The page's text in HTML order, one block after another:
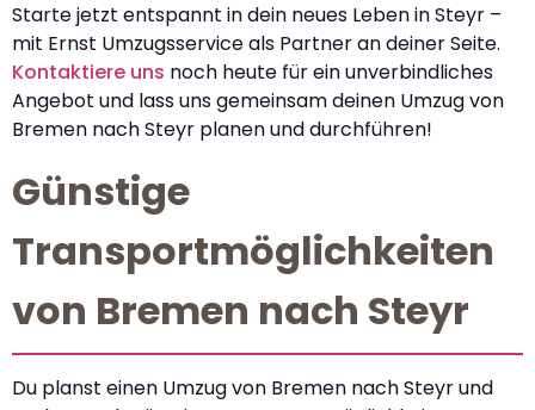
Starte jetzt entspannt in dein neues Leben in Steyr –
mit Ernst Umzugsservice als Partner an deiner Seite.
Kontaktiere uns noch heute für ein unverbindliches
Angebot und lass uns gemeinsam deinen Umzug von
Bremen nach Steyr planen und durchführen!
Günstige
Transportmöglichkeiten
von Bremen nach Steyr
Du planst einen Umzug von Bremen nach Steyr und